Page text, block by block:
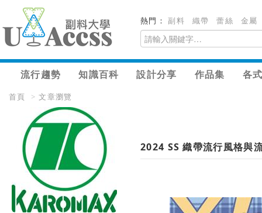
熱門：副料 織帶 蕾絲 金屬
流行趨勢 知識百科 設計分享 作品集 各
首頁 > 文章瀏覽
2024 SS 織帶流行風格與